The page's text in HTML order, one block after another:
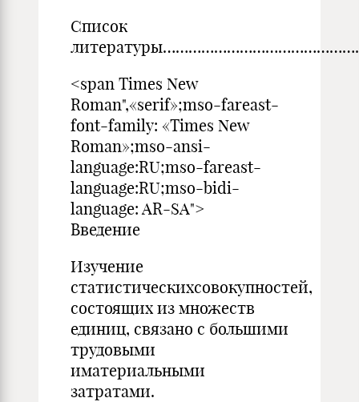
Список
<span Times New
Roman",«serif»;mso-fareast-
font-family: «Times New
Roman»;mso-ansi-
language:RU;mso-fareast-
language:RU;mso-bidi-
language: AR-SA">
Введение
Изучение
статистическихсовокупностей,
состоящих из множеств
единиц, связано с большими
трудовыми
иматериальными
затратами.